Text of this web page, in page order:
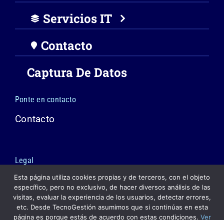
Servicios IT
Contacto
Captura De Datos
Ponte en contacto
Contacto
Legal
Política de cookies
Política de privacidad
Esta página utiliza cookies propias y de terceros, con el objeto
específico, pero no exclusivo, de hacer diversos análisis de las
visitas, evaluar la experiencia de los usuarios, detectar errores,
etc. Desde TecnoGestión asumimos que si continúas en esta
página es porque estás de acuerdo con estas condiciones. Ver